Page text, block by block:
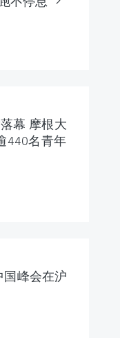
幕 摩根大
440名青年
国峰会在沪